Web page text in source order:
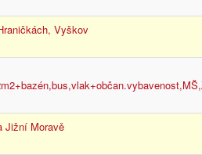
Vyškov
Jižní Moravě